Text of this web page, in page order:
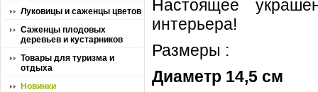
Луковицы и саженцы цветов
Саженцы плодовых
деревьев и кустарников
Товары для туризма и
отдыха
Новинки
Настоящее
интерьера!
Размеры :
Диаметр 14,5 см